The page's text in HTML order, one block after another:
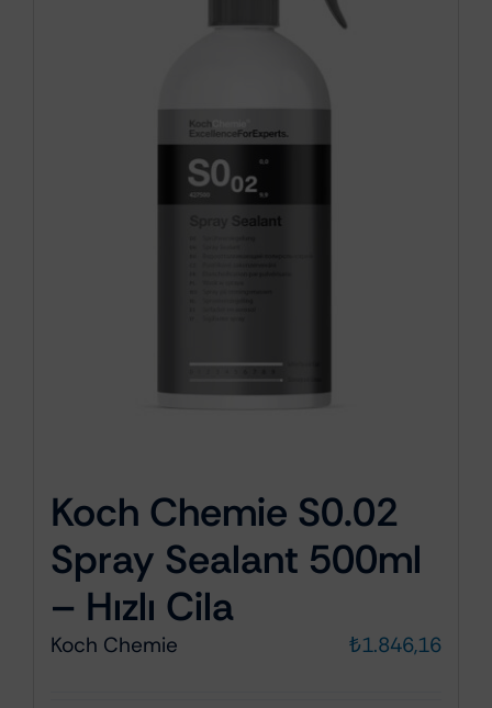
Koch Chemie S0.02
Spray Sealant 500ml
– Hızlı Cila
Koch Chemie ₺1.846,16